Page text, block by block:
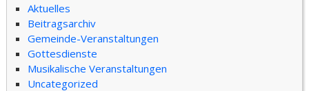
Aktuelles
Beitragsarchiv
Gemeinde-Veranstaltungen
Gottesdienste
Musikalische Veranstaltungen
Uncategorized